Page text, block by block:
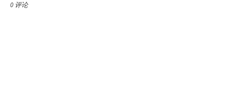
0 评论